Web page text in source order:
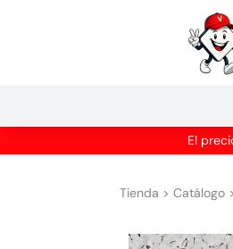
El
Tienda >Catálogo